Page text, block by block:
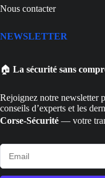
Nous contacter
NEWSLETTER
🏠 La sécurité sans
Rejoignez notre newsletter
conseils d’experts et les
Corse-Sécurité — votre